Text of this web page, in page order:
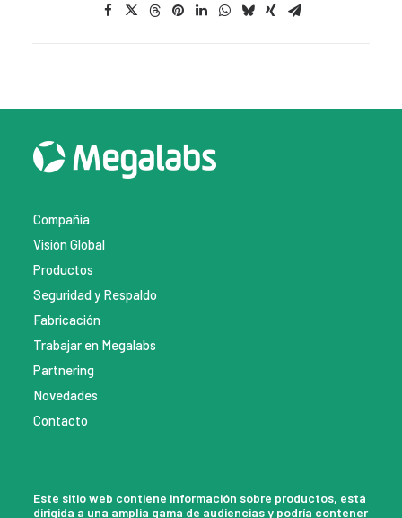
Compañía
Visión Global
Productos
Seguridad y Respaldo
Fabricación
Trabajar en Megalabs
Partnering
Novedades
Contacto
Este sitio web contiene información sobre productos, está
dirigida a una amplia gama de audiencias y podría contener